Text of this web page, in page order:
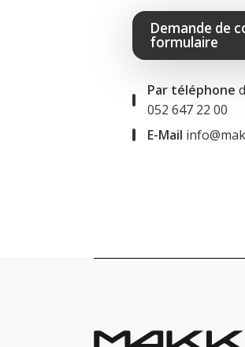
Demande de
formulaire
Par téléphone
052 647 22 00
E-Mail